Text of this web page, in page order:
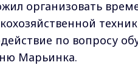
организовать
по вопросу
Марьинка.